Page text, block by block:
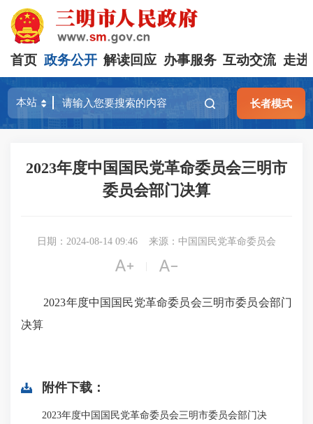
首页 政务公开 解读回应 办事服务 互动交流 走进
长者模式
2023年度中国国民党革命委员会三明市
委员会部门决算
日期：2024-08-14 09:46 来源：中国国民党革命委员会
 
2023年度中国国民党革命委员会三明市委员会部门
决算
附件下载：
2023年度中国国民党革命委员会三明市委员会部门决